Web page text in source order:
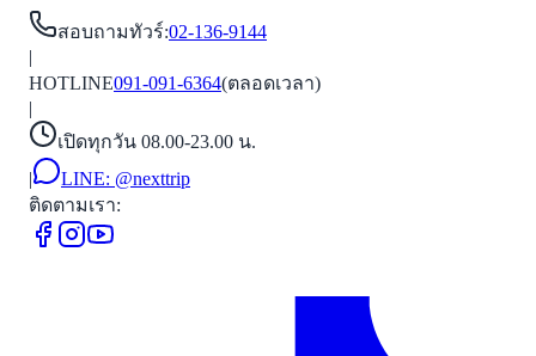
สอบถามทัวร์:02-136-9144
|
HOTLINE091-091-6364(ตลอดเวลา)
|
เปิดทุกวัน 08.00-23.00 น.
|
LINE: @nexttrip
ติดตามเรา: